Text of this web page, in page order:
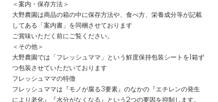
＜案内・保存方法＞
大野農園は商品の箱の中に保存方法や、食べ方、栄養成分等が記載
してある「案内書」を同梱させております
ご賞味いただく前にご覧ください。
＜その他＞
大野農園では「フレッシュママ」という鮮度保持包装シートを1箱ず
つ包装させていただいております
フレッシュママの特徴
フレッシュママは『モノが腐る3要素』のなかの『エチレンの発生
により老化』『水分がなくなる』という2つの要因を抑制します。